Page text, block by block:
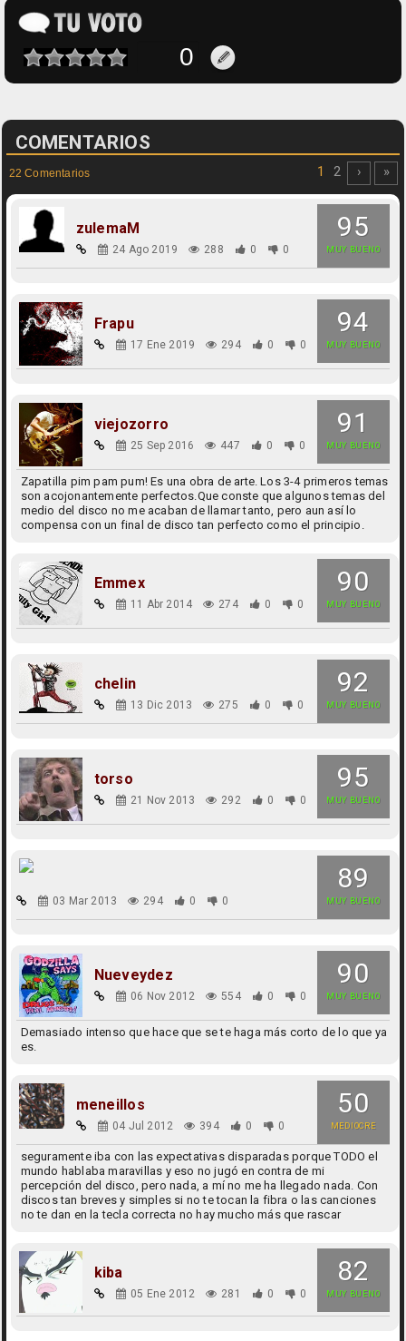
COMENTARIOS
22 Comentarios 1 2 › »
95
MUY BUENO
zulemaM
24 Ago 2019 288 0 0
94
MUY BUENO
Frapu
17 Ene 2019 294 0 0
91
MUY BUENO
viejozorro
25 Sep 2016 447 0 0
Zapatilla pim pam pum! Es una obra de arte. Los 3-4 primeros temas
son acojonantemente perfectos.Que conste que algunos temas del
medio del disco no me acaban de llamar tanto, pero aun así lo
compensa con un final de disco tan perfecto como el principio.
90
MUY BUENO
Emmex
11 Abr 2014 274 0 0
92
MUY BUENO
chelin
13 Dic 2013 275 0 0
95
MUY BUENO
torso
21 Nov 2013 292 0 0
89
MUY BUENO
03 Mar 2013 294 0 0
90
MUY BUENO
Nueveydez
06 Nov 2012 554 0 0
Demasiado intenso que hace que se te haga más corto de lo que ya
es.
50
MEDIOCRE
meneillos
04 Jul 2012 394 0 0
seguramente iba con las expectativas disparadas porque TODO el
mundo hablaba maravillas y eso no jugó en contra de mi
percepción del disco, pero nada, a mí no me ha llegado nada. Con
discos tan breves y simples si no te tocan la fibra o las canciones
no te dan en la tecla correcta no hay mucho más que rascar
82
MUY BUENO
kiba
05 Ene 2012 281 0 0